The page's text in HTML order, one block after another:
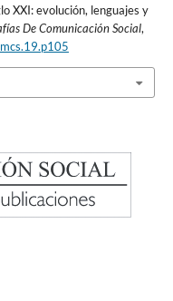
XXI: evolución, lenguajes y
De Comunicación Social,